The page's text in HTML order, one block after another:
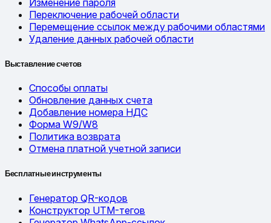
Переключение рабочей области
Перемещение ссылок между рабочими областями
Удаление данных рабочей области
Выставление счетов
Способы оплаты
Обновление данных счета
Добавление номера НДС
Форма W9/W8
Политика возврата
Отмена платной учетной записи
Бесплатные инструменты
Генератор QR-кодов
Конструктор UTM-тегов